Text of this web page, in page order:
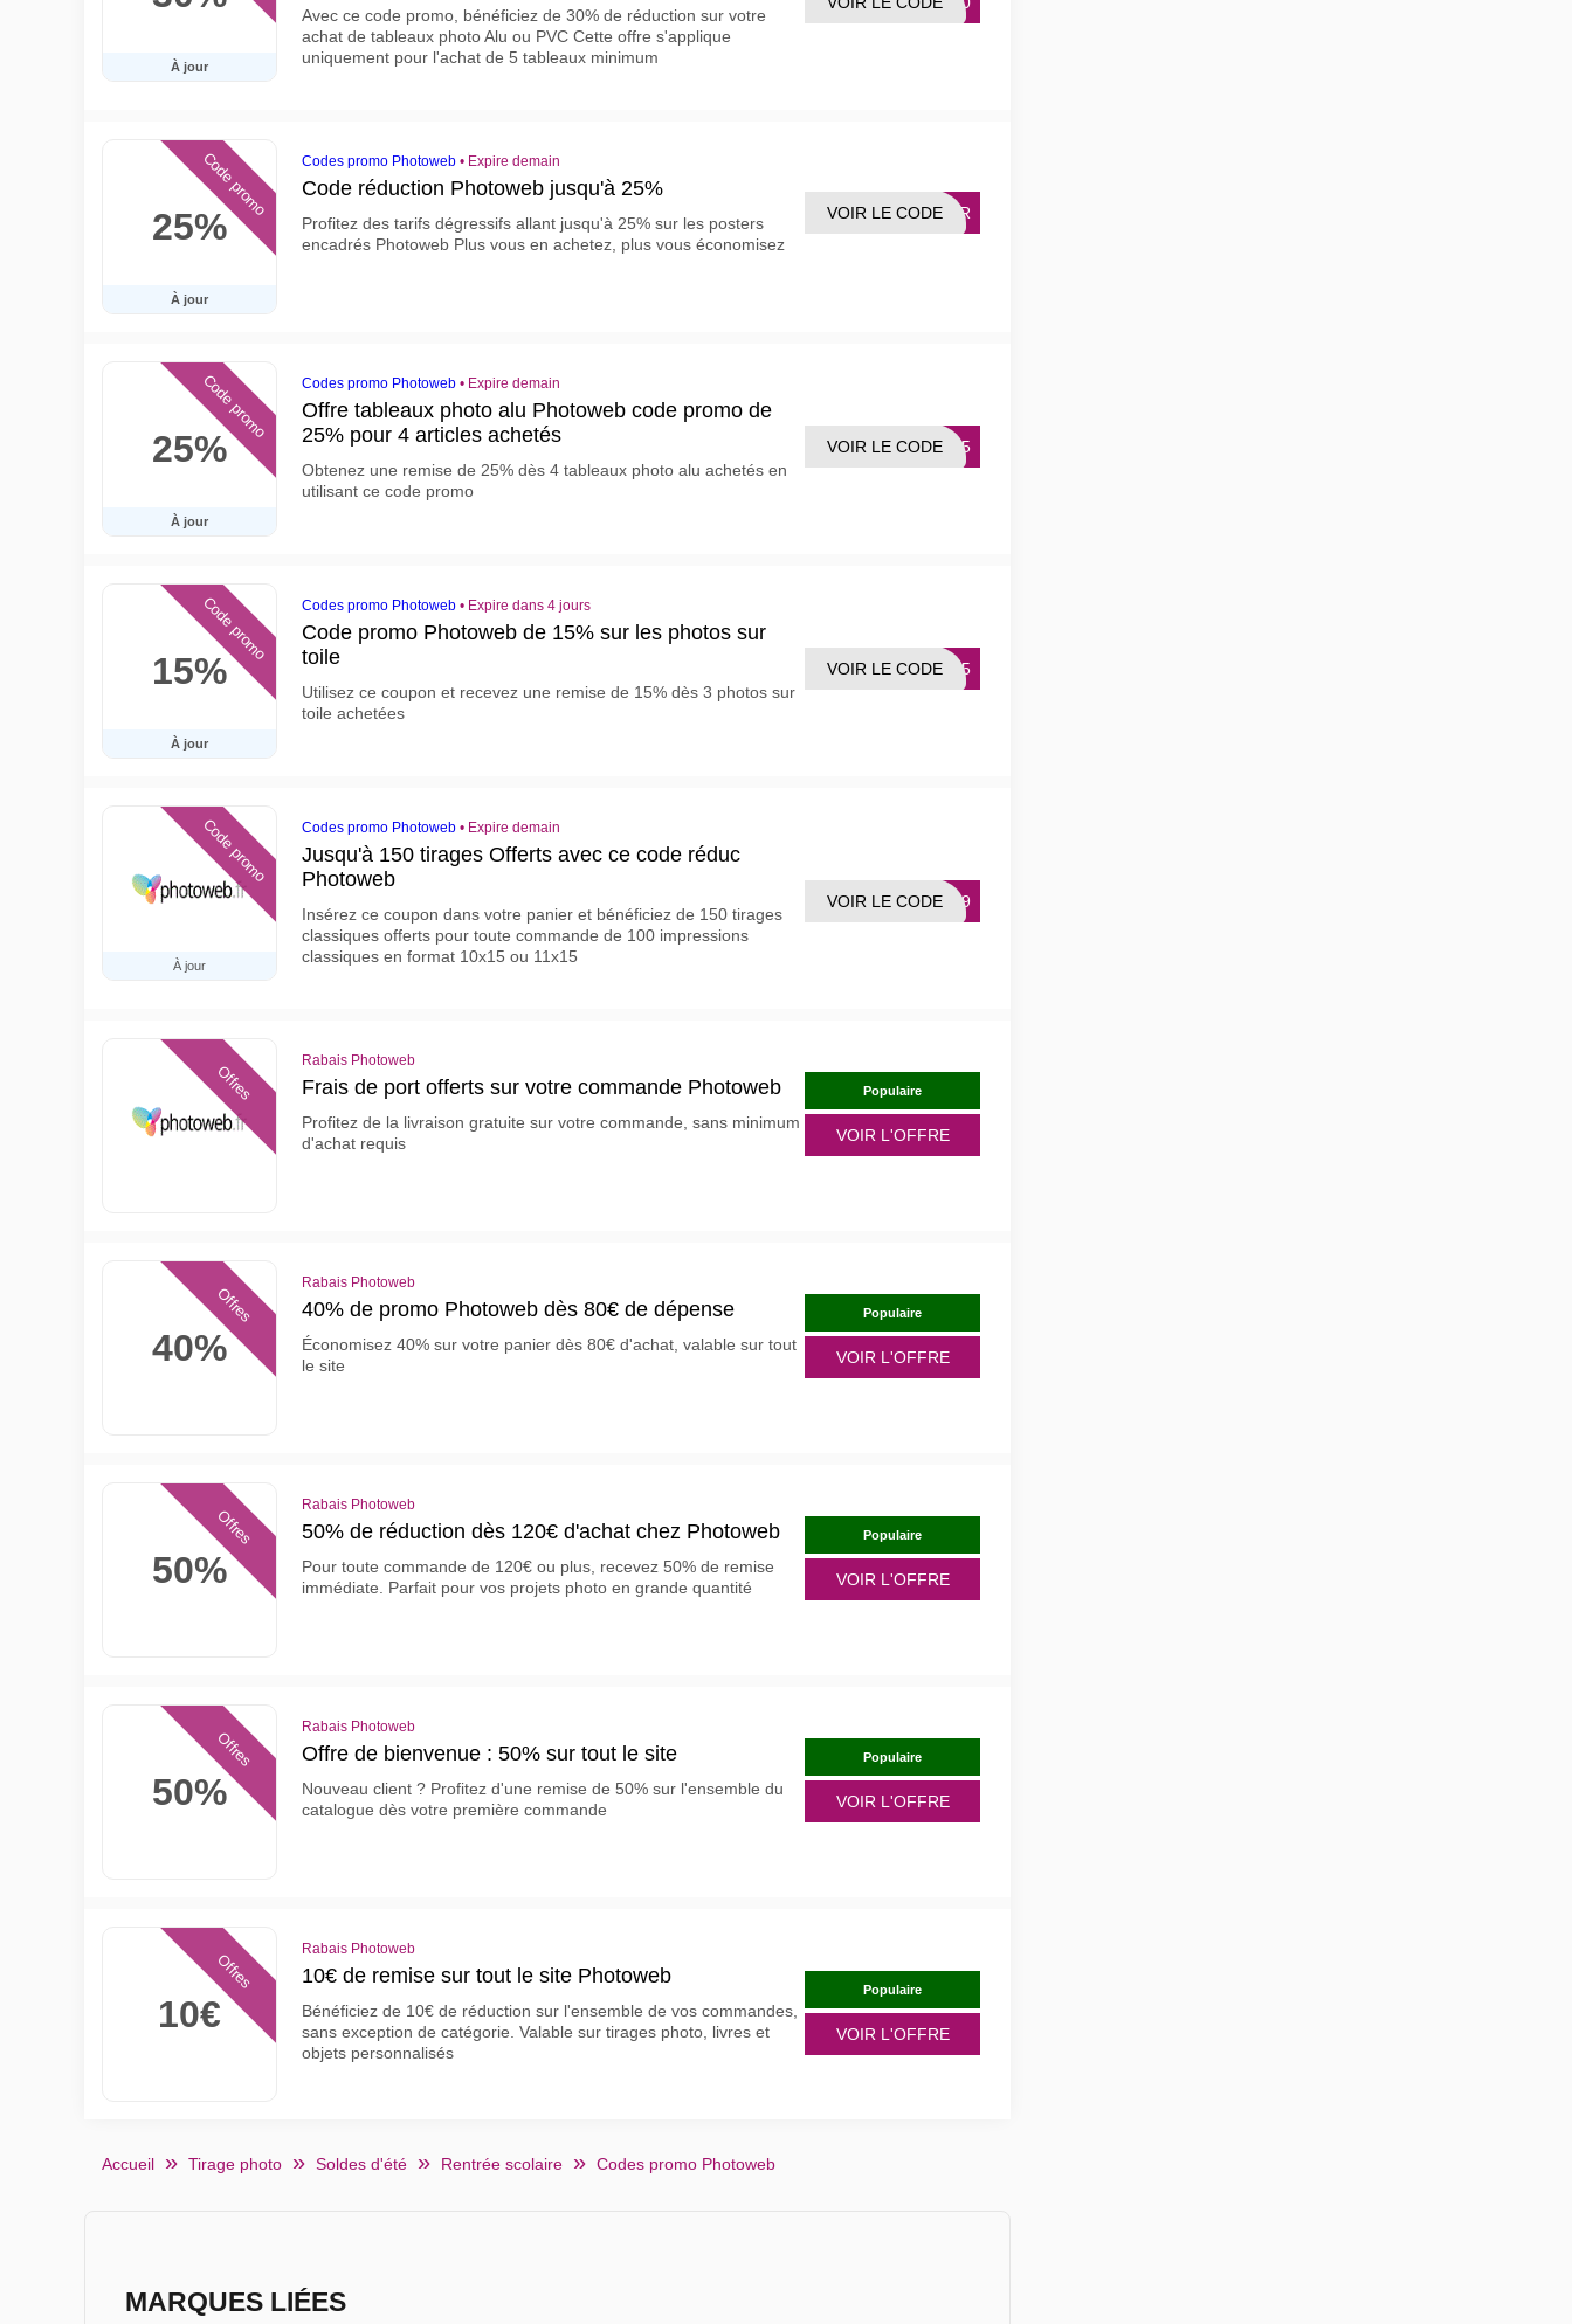
À jour
Avec ce code promo, bénéficiez de 30% de réduction sur votre
achat de tableaux photo Alu ou PVC Cette offre s'applique
uniquement pour l'achat de 5 tableaux minimum
25%
À jour
Code promo Codes promo Photoweb • Expire demain
Code réduction Photoweb jusqu'à 25%
Profitez des tarifs dégressifs allant jusqu'à 25% sur les posters
encadrés Photoweb Plus vous en achetez, plus vous économisez
STER
VOIR LE CODE
25%
À jour
Code promo Codes promo Photoweb • Expire demain
Offre tableaux photo alu Photoweb code promo de
25% pour 4 articles achetés
Obtenez une remise de 25% dès 4 tableaux photo alu achetés en
utilisant ce code promo
BL25
VOIR LE CODE
15%
À jour
Code promo Codes promo Photoweb • Expire dans 4 jours
Code promo Photoweb de 15% sur les photos sur
toile
Utilisez ce coupon et recevez une remise de 15% dès 3 photos sur
toile achetées
HT15
VOIR LE CODE
À jour
Code promo Codes promo Photoweb • Expire demain
Jusqu'à 150 tirages Offerts avec ce code réduc
Photoweb
Insérez ce coupon dans votre panier et bénéficiez de 150 tirages
classiques offerts pour toute commande de 100 impressions
classiques en format 10x15 ou 11x15
TR19
VOIR LE CODE
Offres
Rabais Photoweb
Frais de port offerts sur votre commande Photoweb
Profitez de la livraison gratuite sur votre commande, sans minimum
d'achat requis
Populaire
VOIR L'OFFRE
40%
Offres
Rabais Photoweb
40% de promo Photoweb dès 80€ de dépense
Économisez 40% sur votre panier dès 80€ d'achat, valable sur tout
le site
Populaire
VOIR L'OFFRE
50%
Offres
Rabais Photoweb
50% de réduction dès 120€ d'achat chez Photoweb
Pour toute commande de 120€ ou plus, recevez 50% de remise
immédiate. Parfait pour vos projets photo en grande quantité
Populaire
VOIR L'OFFRE
50%
Offres
Rabais Photoweb
Offre de bienvenue : 50% sur tout le site
Nouveau client ? Profitez d'une remise de 50% sur l'ensemble du
catalogue dès votre première commande
Populaire
VOIR L'OFFRE
10€
Offres
Rabais Photoweb
10€ de remise sur tout le site Photoweb
Bénéficiez de 10€ de réduction sur l'ensemble de vos commandes,
sans exception de catégorie. Valable sur tirages photo, livres et
objets personnalisés
Populaire
VOIR L'OFFRE
Accueil Tirage photo Soldes d'été Rentrée scolaire Codes promo Photoweb
MARQUES LIÉES